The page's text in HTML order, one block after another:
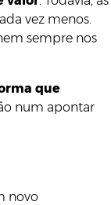
vez menos.
sempre nos
que
num apontar
novo